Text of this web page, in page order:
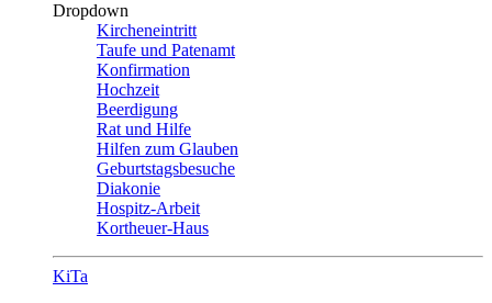
Dropdown
Kircheneintritt
Taufe und Patenamt
Konfirmation
Hochzeit
Beerdigung
Rat und Hilfe
Hilfen zum Glauben
Geburtstagsbesuche
Diakonie
Hospitz-Arbeit
Kortheuer-Haus
KiTa